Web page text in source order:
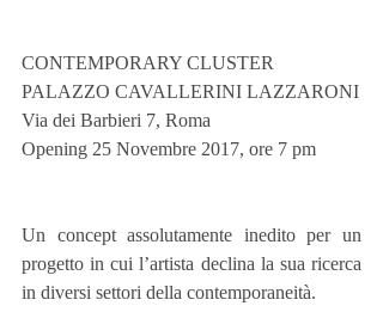
CONTEMPORARY CLUSTER
Via dei Barbieri 7, Roma
Opening 25 Novembre 2017, ore 7 pm
Un concept assolutamente inedito per un
progetto in cui l’artista declina la sua ricerca
in diversi settori della contemporaneità.